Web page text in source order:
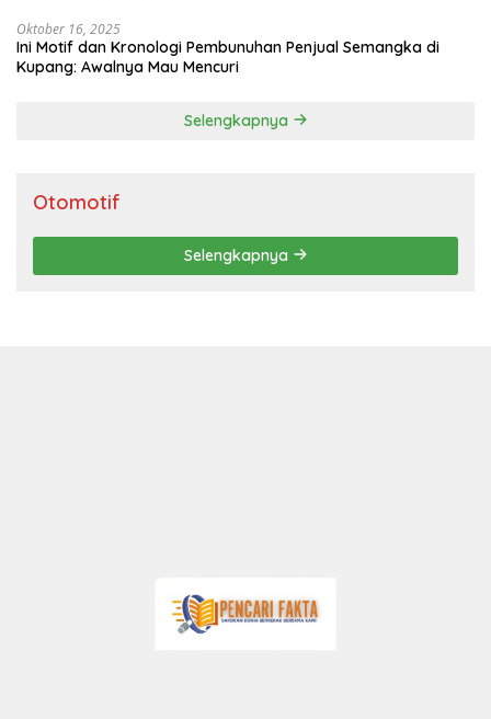
Oktober 16, 2025
Ini Motif dan Kronologi Pembunuhan Penjual Semangka di
Kupang: Awalnya Mau Mencuri
Selengkapnya
Otomotif
Selengkapnya